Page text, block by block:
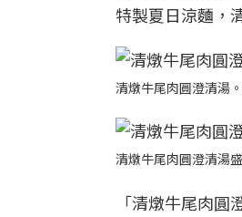
特製夏日涼麵，
清燉牛尾肉圓澄清湯
清燉牛尾肉圓澄清湯
「清燉牛尾肉